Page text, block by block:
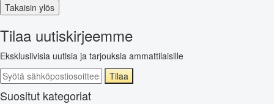
Takaisin ylös
Tilaa uutiskirjeemme
Eksklusiivisia uutisia ja tarjouksia ammattilaisille
Tilaa
Suositut kategoriat